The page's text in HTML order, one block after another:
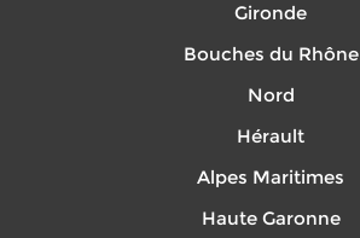
Gironde
Bouches du Rhône
Nord
Hérault
Alpes Maritimes
Haute Garonne